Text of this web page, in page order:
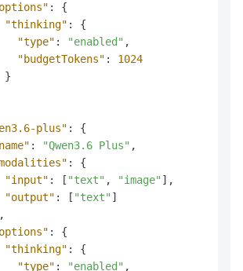
:
{
"thinking" :
{
"type" : "enabled" ,
"budgetTokens" :
1024
}
plus" :
{
: "Qwen3.6 Plus" ,
:
{
"input" : [ "text" , "image" ] ,
"output" : [ "text" ]
,
:
{
"thinking" :
{
"type" : "enabled" ,